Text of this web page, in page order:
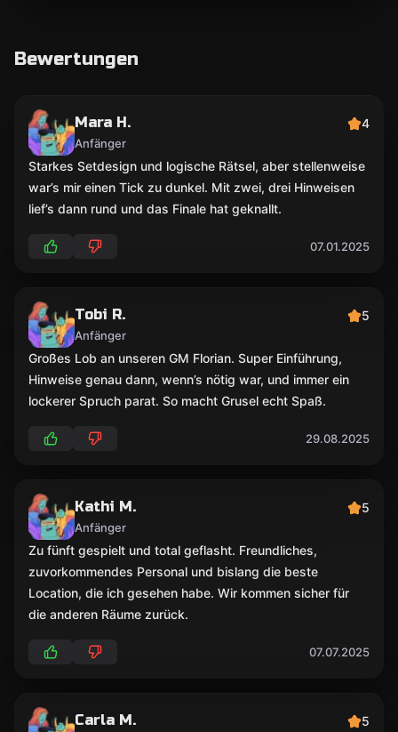
Bewertungen
Mara H.
Anfänger
4
Starkes Setdesign und logische Rätsel, aber stellenweise
war’s mir einen Tick zu dunkel. Mit zwei, drei Hinweisen
lief’s dann rund und das Finale hat geknallt.
07.01.2025
Tobi R.
Anfänger
5
Großes Lob an unseren GM Florian. Super Einführung,
Hinweise genau dann, wenn’s nötig war, und immer ein
lockerer Spruch parat. So macht Grusel echt Spaß.
29.08.2025
Kathi M.
Anfänger
5
Zu fünft gespielt und total geflasht. Freundliches,
zuvorkommendes Personal und bislang die beste
Location, die ich gesehen habe. Wir kommen sicher für
die anderen Räume zurück.
07.07.2025
Carla M. 5